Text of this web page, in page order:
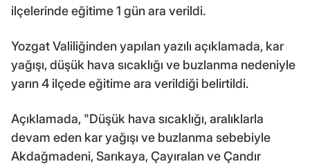
ilçelerinde eğitime 1 gün ara verildi.
Yozgat Valiliğinden yapılan yazılı açıklamada, kar
yağışı, düşük hava sıcaklığı ve buzlanma nedeniyle
yarın 4 ilçede eğitime ara verildiği belirtildi.
Açıklamada, "Düşük hava sıcaklığı, aralıklarla
devam eden kar yağışı ve buzlanma sebebiyle
Akdağmadeni, Sarıkaya, Çayıralan ve Çandır